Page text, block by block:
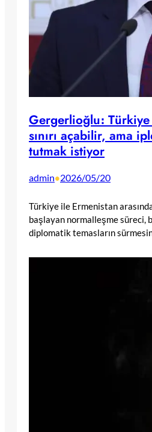
Gergerlioğlu։
sınırı açabilir, ama
tutmak istiyor
admin•2026/05/20
Türkiye ile Ermenistan
başlayan normalleşme süreci,
diplomatik temasların